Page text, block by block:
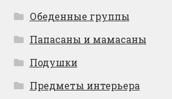
Обеденные группы
Папасаны и мамасаны
Подушки
Предметы интерьера